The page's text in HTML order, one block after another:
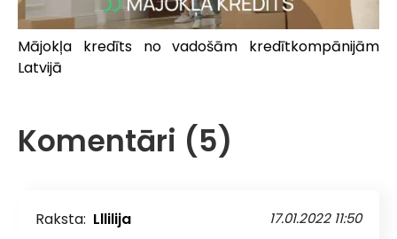
Mājokļa kredīts no vadošām kredītkompānijām
Latvijā
Komentāri (5)
Raksta: Lllilija 17.01.2022 11:50